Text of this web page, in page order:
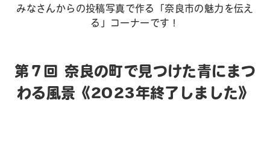
みなさんからの投稿写真で作る「奈良市の魅力を伝え
る」コーナーです！
第７回 奈良の町で見つけた青にまつ
わる風景《2023年終了しました》